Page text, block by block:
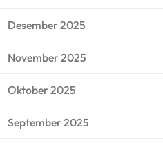
Desember 2025
November 2025
Oktober 2025
September 2025